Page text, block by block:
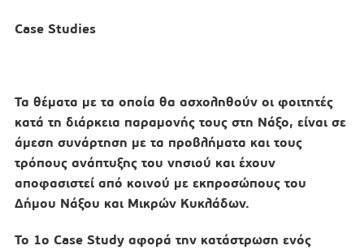
Case Studies
Τα θέματα με τα οποία θα ασχοληθούν οι φοιτητές
κατά τη διάρκεια παραμονής τους στη Νάξο, είναι σε
άμεση συνάρτηση με τα προβλήματα και τους
τρόπους ανάπτυξης του νησιού και έχουν
αποφασιστεί από κοινού με εκπροσώπους του
Δήμου Νάξου και Μικρών Κυκλάδων.
Το 1ο Case Study αφορά την κατάστρωση ενός